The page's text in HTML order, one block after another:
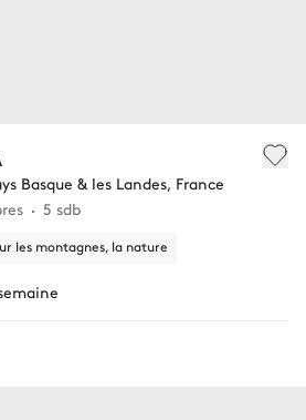
Basque & les Landes, France
5 sdb
les montagnes, la nature